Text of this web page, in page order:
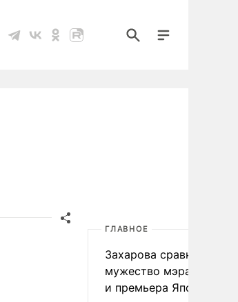
ГЛАВНОЕ
Захарова сравнила
мужество мэра
и премьера Японии